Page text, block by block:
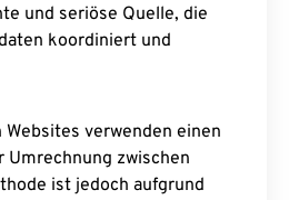
und seriöse Quelle, die
koordiniert und
verwenden einen
zwischen
ist jedoch aufgrund